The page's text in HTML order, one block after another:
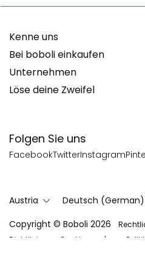
Folgen Sie uns
FacebookTwitterInstagram
Kenne uns
Bei boboli einkaufen
Unternehmen
Löse deine Zweifel
Austria
Deutsch (German)
Copyright © Boboli 2026
Richtlinien zu Cookies